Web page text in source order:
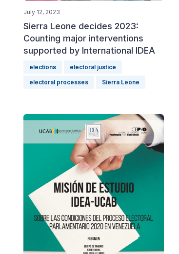
July 12, 2023
Sierra Leone decides 2023:
Counting major interventions
supported by International IDEA
elections electoral justice
electoral processes Sierra Leone